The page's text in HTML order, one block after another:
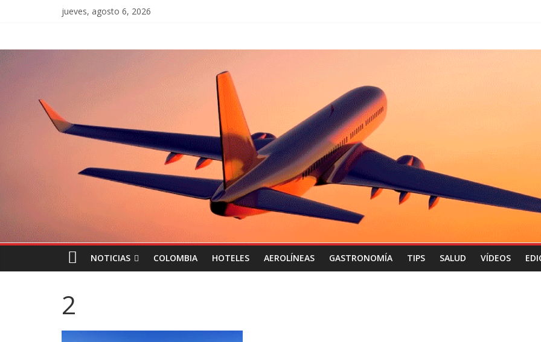
jueves, agosto 6, 2026
NOTICIAS COLOMBIA HOTELES AEROLÍNEAS GASTRONOMÍA TIPS SALUD VÍDEOS
2